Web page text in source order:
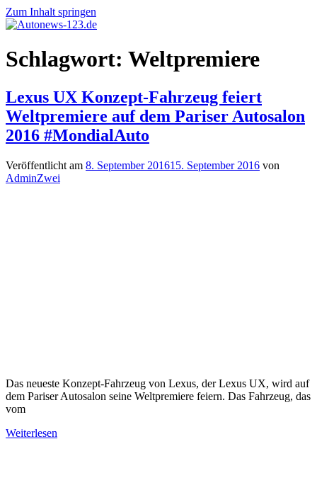
Zum Inhalt springen
Autonews-
123.de
Autonews
mit
Schlagwort: Weltpremiere
Lexus UX Konzept-Fahrzeug feiert
Weltpremiere auf dem Pariser Autosalon
2016 #MondialAuto
Veröffentlicht am 8. September 201615. September 2016 von
AdminZwei
Das neueste Konzept-Fahrzeug von Lexus, der Lexus UX, wird auf
dem Pariser Autosalon seine Weltpremiere feiern. Das Fahrzeug, das
vom
Weiterlesen